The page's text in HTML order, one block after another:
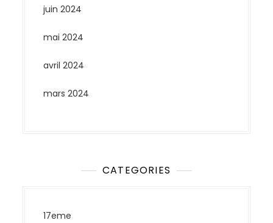
juin 2024
mai 2024
avril 2024
mars 2024
CATEGORIES
17eme